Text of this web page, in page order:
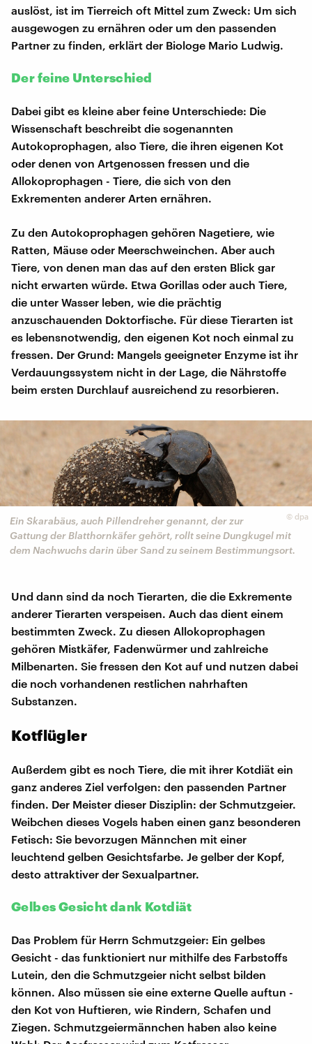
auslöst, ist im Tierreich oft Mittel zum Zweck: Um sich
ausgewogen zu ernähren oder um den passenden
Partner zu finden, erklärt der Biologe Mario Ludwig.
Der feine Unterschied
Dabei gibt es kleine aber feine Unterschiede: Die
Wissenschaft beschreibt die sogenannten
Autokoprophagen, also Tiere, die ihren eigenen Kot
oder denen von Artgenossen fressen und die
Allokoprophagen - Tiere, die sich von den
Exkrementen anderer Arten ernähren.
Zu den Autokoprophagen gehören Nagetiere, wie
Ratten, Mäuse oder Meerschweinchen. Aber auch
Tiere, von denen man das auf den ersten Blick gar
nicht erwarten würde. Etwa Gorillas oder auch Tiere,
die unter Wasser leben, wie die prächtig
anzuschauenden Doktorfische. Für diese Tierarten ist
es lebensnotwendig, den eigenen Kot noch einmal zu
fressen. Der Grund: Mangels geeigneter Enzyme ist ihr
Verdauungssystem nicht in der Lage, die Nährstoffe
beim ersten Durchlauf ausreichend zu resorbieren.
© dpa
Ein Skarabäus, auch Pillendreher genannt, der zur
Gattung der Blatthornkäfer gehört, rollt seine Dungkugel mit
dem Nachwuchs darin über Sand zu seinem Bestimmungsort.
Und dann sind da noch Tierarten, die die Exkremente
anderer Tierarten verspeisen. Auch das dient einem
bestimmten Zweck. Zu diesen Allokoprophagen
gehören Mistkäfer, Fadenwürmer und zahlreiche
Milbenarten. Sie fressen den Kot auf und nutzen dabei
die noch vorhandenen restlichen nahrhaften
Substanzen.
Kotflügler
Außerdem gibt es noch Tiere, die mit ihrer Kotdiät ein
ganz anderes Ziel verfolgen: den passenden Partner
finden. Der Meister dieser Disziplin: der Schmutzgeier.
Weibchen dieses Vogels haben einen ganz besonderen
Fetisch: Sie bevorzugen Männchen mit einer
leuchtend gelben Gesichtsfarbe. Je gelber der Kopf,
desto attraktiver der Sexualpartner.
Gelbes Gesicht dank Kotdiät
Das Problem für Herrn Schmutzgeier: Ein gelbes
Gesicht - das funktioniert nur mithilfe des Farbstoffs
Lutein, den die Schmutzgeier nicht selbst bilden
können. Also müssen sie eine externe Quelle auftun -
den Kot von Huftieren, wie Rindern, Schafen und
Ziegen. Schmutzgeiermännchen haben also keine